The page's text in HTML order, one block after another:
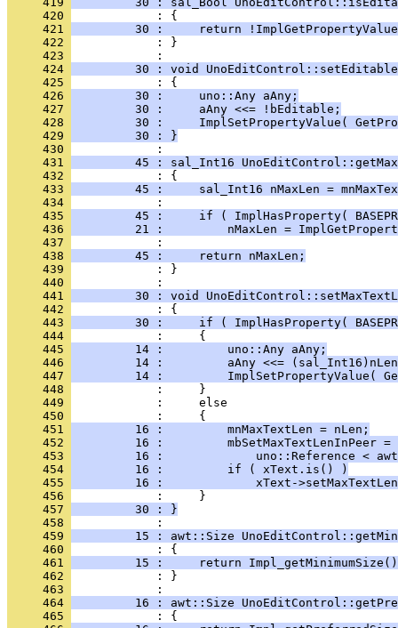
     420
     421
30 :     return
     422
            : }
     423
     424
30 : void
     425
     426
         30 :     uno::Any aAny;
     427
         30 :     aAny <<= !bEditable;
     428
30 :     ImplSetPropertyValue(
     429
         30 : }
     430
     431
45 : sal_Int16
     432
     433
45 :     sal_Int16 nMaxLen =
     434
     435
45 :     if ( ImplHasProperty(
     436
21 :         nMaxLen =
     437
     438
         45 :     return nMaxLen;
     439
            : }
     440
     441
30 : void
     442
     443
30 :     if ( ImplHasProperty(
     444
     445
         14 :         uno::Any aAny;
     446
14 :         aAny <<=
     447
14 :         ImplSetPropertyValue(
     448
     449
     450
     451
         16 :         mnMaxTextLen = nLen;
     452
16 :         mbSetMaxTextLenInPeer =
     453
16 :             uno::Reference <
     454
         16 :         if ( xText.is() )
     455
16 :             xText-
     456
     457
         30 : }
     458
     459
15 : awt::Size
     460
     461
15 :     return
     462
            : }
     463
     464
16 : awt::Size
     465